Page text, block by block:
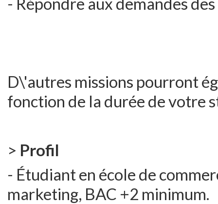
D\'autres missions pourront
fonction de la durée de votre
> Profil
- Étudiant en école de
marketing, BAC +2 minimum.